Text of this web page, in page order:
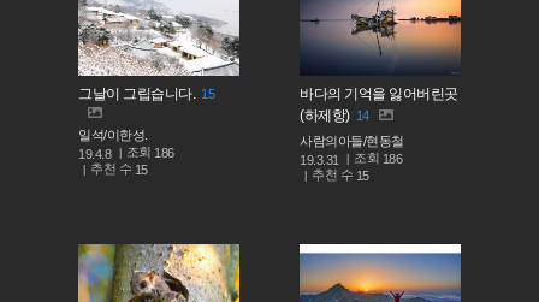
그날이 그립습니다. 15
일석/이한성.
19.4.8
조회 186
추천 수 15
바다의 기억을 잃어버린곳
(하제항) 14
사람의아들/현동철
19.3.31
조회 186
추천 수 15